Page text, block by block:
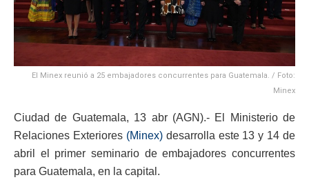
El Minex reunió a 25 embajadores concurrentes para Guatemala. / Foto:
Minex
Ciudad de Guatemala, 13 abr (AGN).- El Ministerio de
Relaciones Exteriores (Minex)desarrolla este 13 y 14 de
abril el primer seminario de embajadores concurrentes
para Guatemala, en la capital.